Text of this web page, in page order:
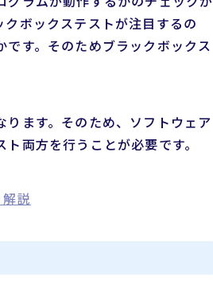
ボックステストが注目するの
す。そのためブラックボックス
ます。そのため、ソフトウェア
両方を行うことが必要です。
説